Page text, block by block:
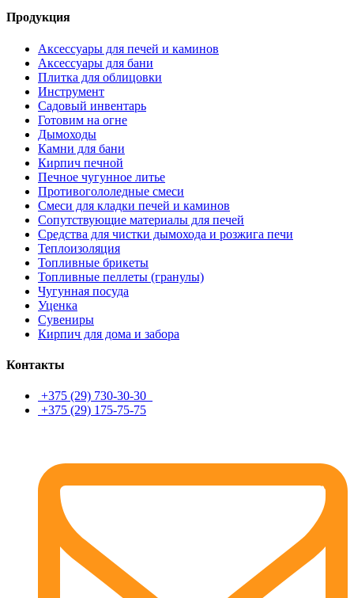
Продукция
Аксессуары для печей и каминов
Аксессуары для бани
Плитка для облицовки
Инструмент
Садовый инвентарь
Готовим на огне
Дымоходы
Камни для бани
Кирпич печной
Печное чугунное литье
Противогололедные смеси
Смеси для кладки печей и каминов
Сопутствующие материалы для печей
Средства для чистки дымохода и розжига печи
Теплоизоляция
Топливные брикеты
Топливные пеллеты (гранулы)
Чугунная посуда
Уценка
Сувениры
Кирпич для дома и забора
Контакты
+375 (29) 730-30-30
+375 (29) 175-75-75